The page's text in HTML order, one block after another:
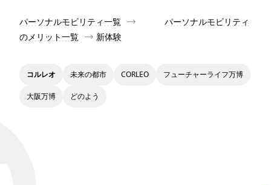
パーソナルモビリティ一覧
パーソナルモビリティ
のメリット一覧
新体験
コルレオ 未来の都市 CORLEO フューチャーライフ万博
大阪万博 どのよう